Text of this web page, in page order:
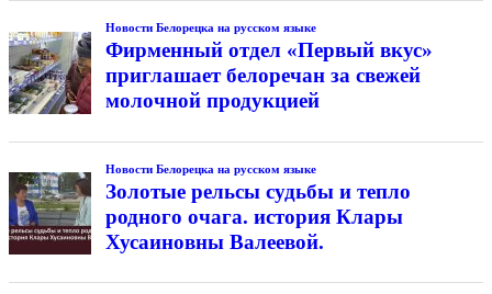
Новости Белорецка на русском языке
Фирменный отдел «Первый вкус»
приглашает белоречан за свежей
молочной продукцией
Новости Белорецка на русском языке
Золотые рельсы судьбы и тепло
родного очага. история Клары
Хусаиновны Валеевой.